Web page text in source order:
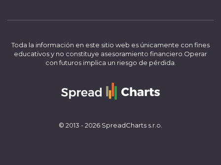
Toda la información en este sitio web es únicamente con fines
educativos y no constituye asesoramiento financiero.Operar
con futuros implica un riesgo de pérdida.
© 2013 - 2026 SpreadCharts s.r.o.